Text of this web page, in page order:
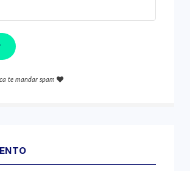
te mandar spam